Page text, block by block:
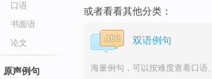
口语
书面语
论文
原声例句
或者看看其他分类：
双语例句
海量例句，可以按难度查看口语、